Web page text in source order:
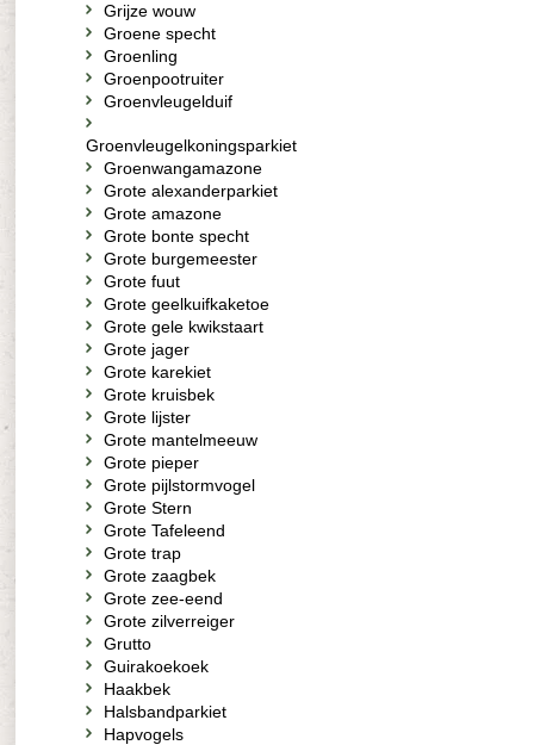
Grijze wouw
Groene specht
Groenling
Groenpootruiter
Groenvleugelduif
Groenvleugelkoningsparkiet
Groenwangamazone
Grote alexanderparkiet
Grote amazone
Grote bonte specht
Grote burgemeester
Grote fuut
Grote geelkuifkaketoe
Grote gele kwikstaart
Grote jager
Grote karekiet
Grote kruisbek
Grote lijster
Grote mantelmeeuw
Grote pieper
Grote pijlstormvogel
Grote Stern
Grote Tafeleend
Grote trap
Grote zaagbek
Grote zee-eend
Grote zilverreiger
Grutto
Guirakoekoek
Haakbek
Halsbandparkiet
Hapvogels